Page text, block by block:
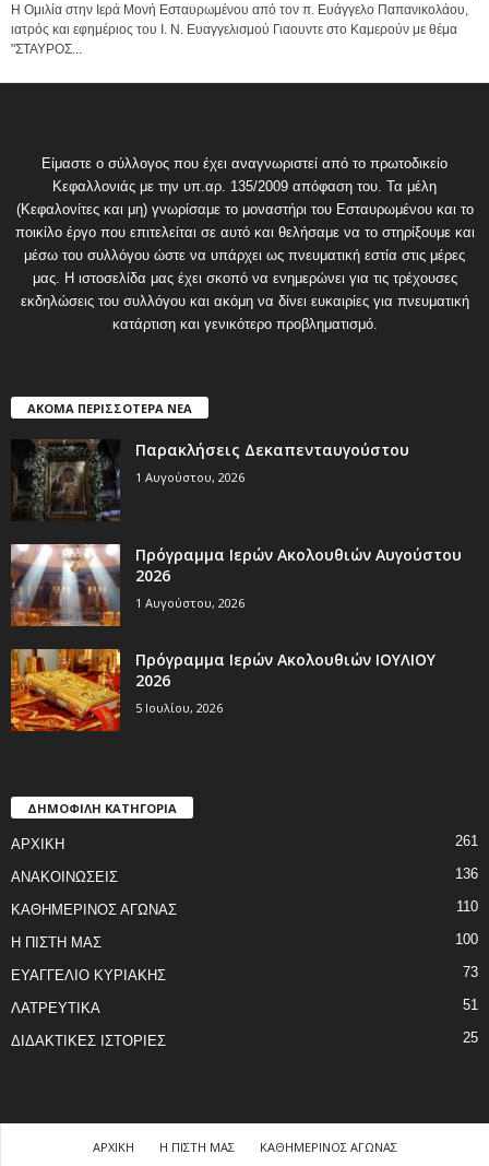
Η Ομιλία στην Ιερά Μονή Εσταυρωμένου από τον π. Ευάγγελο Παπανικολάου,
ιατρός και εφημέριος του Ι. Ν. Ευαγγελισμού Γιαουντε στο Καμερούν με θέμα
"ΣΤΑΥΡΟΣ...
Είμαστε ο σύλλογος που έχει αναγνωριστεί από το πρωτοδικείο
Κεφαλλονιάς με την υπ.αρ. 135/2009 απόφαση του. Τα μέλη
(Κεφαλονίτες και μη) γνωρίσαμε το μοναστήρι του Εσταυρωμένου και το
ποικίλο έργο που επιτελείται σε αυτό και θελήσαμε να το στηρίξουμε και
μέσω του συλλόγου ώστε να υπάρχει ως πνευματική εστία στις μέρες
μας. Η ιστοσελίδα μας έχει σκοπό να ενημερώνει για τις τρέχουσες
εκδηλώσεις του συλλόγου και ακόμη να δίνει ευκαιρίες για πνευματική
κατάρτιση και γενικότερο προβληματισμό.
ΑΚΟΜΑ ΠΕΡΙΣΣΟΤΕΡΑ ΝΕΑ
Παρακλήσεις Δεκαπενταυγούστου
1 Αυγούστου, 2026
Πρόγραμμα Ιερών Ακολουθιών Αυγούστου
2026
1 Αυγούστου, 2026
Πρόγραμμα Ιερών Ακολουθιών ΙΟΥΛΙΟΥ
2026
5 Ιουλίου, 2026
ΔΗΜΟΦΙΛΗ ΚΑΤΗΓΟΡΙΑ
ΑΡΧΙΚΗ 261
ΑΝΑΚΟΙΝΩΣΕΙΣ 136
ΚΑΘΗΜΕΡΙΝΟΣ ΑΓΩΝΑΣ 110
Η ΠΙΣΤΗ ΜΑΣ 100
ΕΥΑΓΓΕΛΙΟ ΚΥΡΙΑΚΗΣ 73
ΛΑΤΡΕΥΤΙΚΑ 51
ΔΙΔΑΚΤΙΚΕΣ ΙΣΤΟΡΙΕΣ 25
ΑΡΧΙΚΗ Η ΠΙΣΤΗ ΜΑΣ
ΚΑΘΗΜΕΡΙΝΟΣ ΑΓΩΝΑΣ